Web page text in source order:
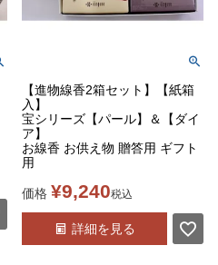
【進物線香2箱セット】【紙箱
入】
宝シリーズ【パール】＆【ダイ
ア】
お線香 お供え物 贈答用 ギフト
用
価格 ¥9,240税込
詳細を見る